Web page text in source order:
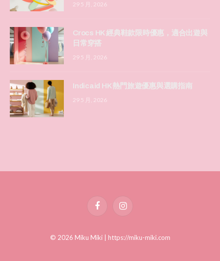
29 5 月, 2026
Crocs HK 經典鞋款限時優惠，適合出遊與
日常穿搭
29 5 月, 2026
Indicaid HK 熱門旅遊優惠與選購指南
29 5 月, 2026
FacebookInstagram
© 2026 Miku Miki | https://miku-miki.com